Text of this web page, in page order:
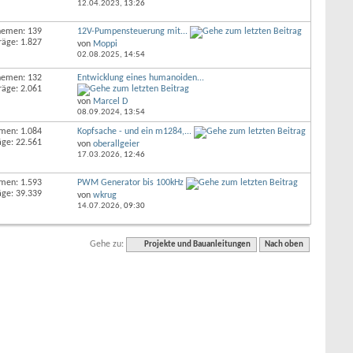
12.04.2023, 13:26
139
1.827
12V-Pumpensteuerung mit...
von Moppi
02.08.2025, 14:54
132
2.061
Entwicklung eines humanoiden...
von Marcel D
08.09.2024, 13:54
1.084
22.561
Kopfsache - und ein m1284,...
von oberallgeier
17.03.2026, 12:46
1.593
39.339
PWM Generator bis 100kHz
von wkrug
14.07.2026, 09:30
Gehe zu: Projekte und Bauanleitungen Nach oben